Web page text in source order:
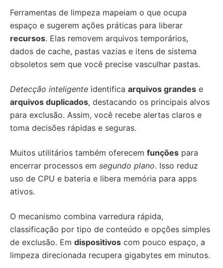
Ferramentas de limpeza mapeiam o que ocupa
espaço e sugerem ações práticas para liberar
recursos. Elas removem arquivos temporários,
dados de cache, pastas vazias e itens de sistema
obsoletos sem que você precise vasculhar pastas.
Detecção inteligente identifica arquivos grandes e
arquivos duplicados, destacando os principais alvos
para exclusão. Assim, você recebe alertas claros e
toma decisões rápidas e seguras.
Muitos utilitários também oferecem funções para
encerrar processos em segundo plano. Isso reduz
uso de CPU e bateria e libera memória para apps
ativos.
O mecanismo combina varredura rápida,
classificação por tipo de conteúdo e opções simples
de exclusão. Em dispositivos com pouco espaço, a
limpeza direcionada recupera gigabytes em minutos.